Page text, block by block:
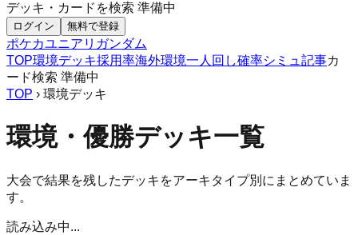
デッキ・カードを検索 準備中
ログイン 無料で登録
ポケカユニアリ ガンダム
TOP環境デッキ採用率海外環境一人回し確率シミュ 記事カ
ード検索 準備中
TOP › 環境デッキ
環境・優勝デッキ一覧
大会で結果を残したデッキをアーキタイプ別にまとめていま
す。
読み込み中...